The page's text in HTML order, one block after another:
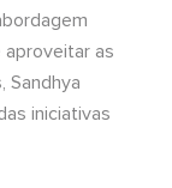
aproveitar as
Sandhya
iniciativas